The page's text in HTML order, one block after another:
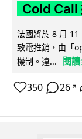
Cold Call
法國將於 8 月
致電推銷，由「
機制。違...
閱
350 26 ↗